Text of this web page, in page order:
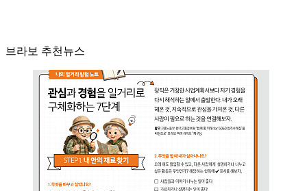
브라보 추천뉴스